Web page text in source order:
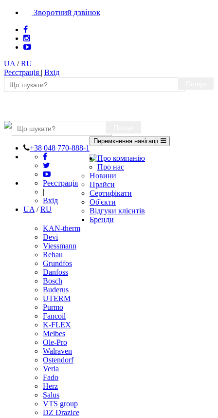
Зворотний дзвінок
UA /RU
Реєстрація | Вхід
+38 048 770-888-1
Реєстрація
|
Вхід
UA /RU
Перемкнення навігації
Про компанію
Про нас
Новини
Прайси
Сертифікати
Об'єкти
Відгуки клієнтів
Бренди
KAN-therm
Devi
Viessmann
Rehau
Grundfos
Danfoss
Bosch
Buderus
UTERM
Purmo
Fancoil
K-FLEX
Meibes
Ole-Pro
Walraven
Ostendorf
Veria
Fado
Herz
Salus
VTS group
DZ Drazice